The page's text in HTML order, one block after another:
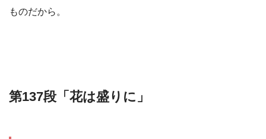
ものだから。
第137段「花は盛りに」